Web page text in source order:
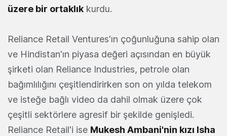
üzere bir ortaklık kurdu.
Reliance Retail Ventures'ın çoğunluğuna sahip olan
ve Hindistan'ın piyasa değeri açısından en büyük
şirketi olan Reliance Industries, petrole olan
bağımlılığını çeşitlendirirken son on yılda telekom
ve isteğe bağlı video da dahil olmak üzere çok
çeşitli sektörlere agresif bir şekilde genişledi.
Reliance Retail'i ise Mukesh Ambani'nin kızı Isha